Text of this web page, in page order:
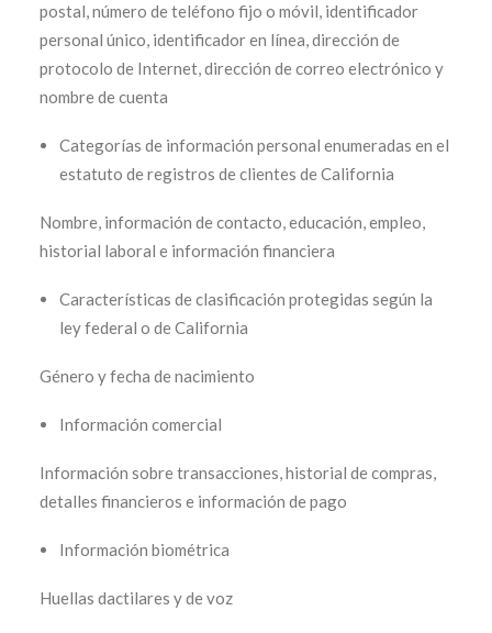
postal, número de teléfono fijo o móvil, identificador
personal único, identificador en línea, dirección de
protocolo de Internet, dirección de correo electrónico y
nombre de cuenta
Categorías de información personal enumeradas en el
estatuto de registros de clientes de California
Nombre, información de contacto, educación, empleo,
historial laboral e información financiera
Características de clasificación protegidas según la
ley federal o de California
Género y fecha de nacimiento
Información comercial
Información sobre transacciones, historial de compras,
detalles financieros e información de pago
Información biométrica
Huellas dactilares y de voz